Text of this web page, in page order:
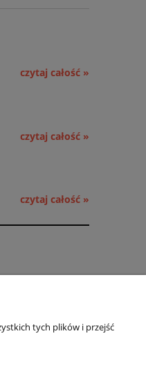
czytaj całość »
czytaj całość »
czytaj całość »
tych plików i przejść